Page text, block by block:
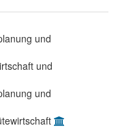
und
und
und